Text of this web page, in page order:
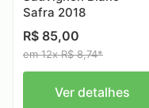
Safra 2018
R$ 85,00
em 12x R$ 8,74*
Ver detalhes